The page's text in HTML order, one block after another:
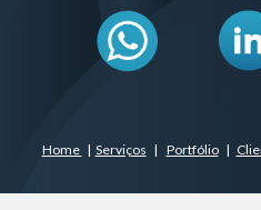
Home | Serviços | Portfólio|